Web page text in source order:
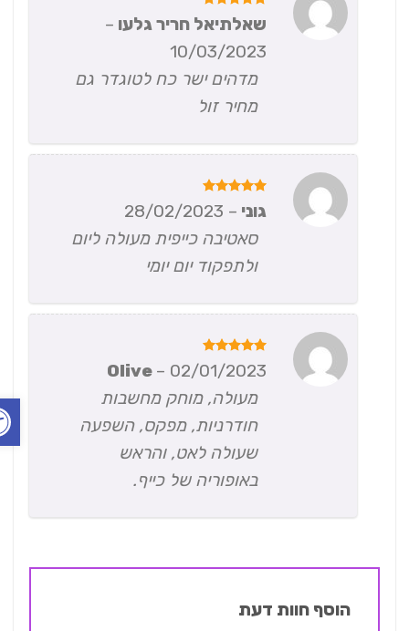
דורג5
מתוך 5
שאלתיאל חריר גלעו–
10/03/2023
מדהים ישר כח לטוגדר גם
מחיר זול
דורג 5
מתוך 5
גוני–
28/02/2023
סאטיבה כייפית מעולה ליום
ולתפקוד יום יומי
דורג5
מתוך 5
Olive – 02/01/2023
מעולה, מוחק מחשבות
חודרניות, מפקס, השפעה
שעולה לאט, והראש
באופוריה של כייף.
הוסף חוות דעת